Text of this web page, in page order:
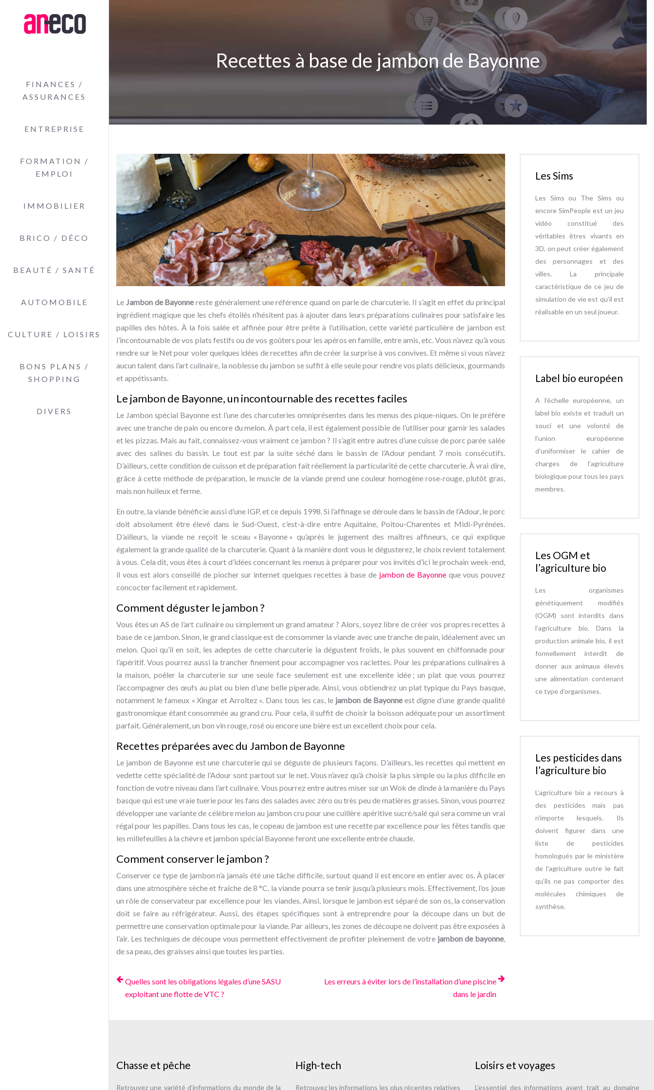
FINANCES /
ASSURANCES
ENTREPRISE
FORMATION /
EMPLOI
IMMOBILIER
BRICO / DÉCO
BEAUTÉ / SANTÉ
AUTOMOBILE
CULTURE / LOISIRS
BONS PLANS /
SHOPPING
DIVERS
Recettes à base de jambon de Bayonne
Le Jambon de Bayonnereste généralement une référence quand on parle de charcuterie. Il s’agit en effet du principal
ingrédient magique que les chefs étoilés n’hésitent pas à ajouter dans leurs préparations culinaires pour satisfaire les
papilles des hôtes. À la fois salée et affinée pour être prête à l’utilisation, cette variété particulière de jambon est
l’incontournable de vos plats festifs ou de vos goûters pour les apéros en famille, entre amis, etc. Vous n’avez qu’à vous
rendre sur le Net pour voler quelques idées de recettes afin de créer la surprise à vos convives. Et même si vous n’avez
aucun talent dans l’art culinaire, la noblesse du jambon se suffit à elle seule pour rendre vos plats délicieux, gourmands
et appétissants.
Le jambon de Bayonne, un incontournable des recettes faciles
Le Jambon spécial Bayonne est l’une des charcuteries omniprésentes dans les menus des pique-niques. On le préfère
avec une tranche de pain ou encore du melon. À part cela, il est également possible de l’utiliser pour garnir les salades
et les pizzas. Mais au fait, connaissez-vous vraiment ce jambon ? Il s’agit entre autres d’une cuisse de porc parée salée
avec des salines du bassin. Le tout est par la suite séché dans le bassin de l’Adour pendant 7 mois consécutifs.
D’ailleurs, cette condition de cuisson et de préparation fait réellement la particularité de cette charcuterie. À vrai dire,
grâce à cette méthode de préparation, le muscle de la viande prend une couleur homogène rose-rouge, plutôt gras,
mais non huileux et ferme.
En outre, la viande bénéficie aussi d’une IGP, et ce depuis 1998. Si l’affinage se déroule dans le bassin de l’Adour, le porc
doit absolument être élevé dans le Sud-Ouest, c’est-à-dire entre Aquitaine, Poitou-Charentes et Midi-Pyrénées.
D’ailleurs, la viande ne reçoit le sceau « Bayonne » qu’après le jugement des maîtres affineurs, ce qui explique
également la grande qualité de la charcuterie. Quant à la manière dont vous le dégusterez, le choix revient totalement
à vous. Cela dit, vous êtes à court d’idées concernant les menus à préparer pour vos invités d’ici le prochain week-end,
il vous est alors conseillé de piocher sur internet quelques recettes à base de jambon de Bayonneque vous pouvez
concocter facilement et rapidement.
Comment déguster le jambon ?
Vous êtes un AS de l’art culinaire ou simplement un grand amateur ? Alors, soyez libre de créer vos propres recettes à
base de ce jambon. Sinon, le grand classique est de consommer la viande avec une tranche de pain, idéalement avec un
melon. Quoi qu’il en soit, les adeptes de cette charcuterie la dégustent froids, le plus souvent en chiffonnade pour
l’apéritif. Vous pourrez aussi la trancher finement pour accompagner vos raclettes. Pour les préparations culinaires à
la maison, poêler la charcuterie sur une seule face seulement est une excellente idée ; un plat que vous pourrez
l’accompagner des œufs au plat ou bien d’une belle piperade. Ainsi, vous obtiendrez un plat typique du Pays basque,
notamment le fameux « Xingar et Arroltez ». Dans tous les cas, le jambon de Bayonneest digne d’une grande qualité
gastronomique étant consommée au grand cru. Pour cela, il suffit de choisir la boisson adéquate pour un assortiment
parfait. Généralement, un bon vin rouge, rosé ou encore une bière est un excellent choix pour cela.
Recettes préparées avec du Jambon de Bayonne
Le jambon de Bayonne est une charcuterie qui se déguste de plusieurs façons. D’ailleurs, les recettes qui mettent en
vedette cette spécialité de l’Adour sont partout sur le net. Vous n’avez qu’à choisir la plus simple ou la plus difficile en
fonction de votre niveau dans l’art culinaire. Vous pourrez entre autres miser sur un Wok de dinde à la manière du Pays
basque qui est une vraie tuerie pour les fans des salades avec zéro ou très peu de matières grasses. Sinon, vous pourrez
développer une variante de célèbre melon au jambon cru pour une cuillère apéritive sucré/salé qui sera comme un vrai
régal pour les papilles. Dans tous les cas, le copeau de jambon est une recette par excellence pour les fêtes tandis que
les millefeuilles à la chèvre et jambon spécial Bayonne feront une excellente entrée chaude.
Comment conserver le jambon ?
Conserver ce type de jambon n’a jamais été une tâche difficile, surtout quand il est encore en entier avec os. À placer
dans une atmosphère sèche et fraîche de 8 °C, la viande pourra se tenir jusqu’à plusieurs mois. Effectivement, l’os joue
un rôle de conservateur par excellence pour les viandes. Ainsi, lorsque le jambon est séparé de son os, la conservation
doit se faire au réfrigérateur. Aussi, des étapes spécifiques sont à entreprendre pour la découpe dans un but de
permettre une conservation optimale pour la viande. Par ailleurs, les zones de découpe ne doivent pas être exposées à
l’air. Les techniques de découpe vous permettent effectivement de profiter pleinement de votre jambon de bayonne,
de sa peau, des graisses ainsi que toutes les parties.
Quelles sont les obligations légales d’une SASU
exploitant une flotte de VTC ?
Les erreurs à éviter lors de l’installation d’une piscine
dans le jardin
Les Sims
Les Sims ou The Sims ou
encore SimPeople est un jeu
vidéo constitué des
véritables êtres vivants en
3D, on peut créer également
des personnages et des
villes. La principale
caractéristique de ce jeu de
simulation de vie est qu’il est
réalisable en un seul joueur.
Label bio européen
A l’échelle européenne, un
label bio existe et traduit un
souci et une volonté de
l’union européenne
d’uniformiser le cahier de
charges de l’agriculture
biologique pour tous les pays
membres.
Les OGM et
l’agriculture bio
Les organismes
génétiquement modifiés
(OGM) sont interdits dans
l’agriculture bio. Dans la
production animale bio, il est
formellement interdit de
donner aux animaux élevés
une alimentation contenant
ce type d’organismes.
Les pesticides dans
l’agriculture bio
L’agriculture bio a recours à
des pesticides mais pas
n’importe lesquels. Ils
doivent figurer dans une
liste de pesticides
homologués par le ministère
de l’agriculture outre le fait
qu’ils ne pas comporter des
molécules chimiques de
synthèse.
Chasse et pêche
Retrouvez une variété d’informations du monde de la
High-tech
Retrouvez les informations les plus récentes relatives
Loisirs et voyages
L’essentiel des informations ayant trait au domaine